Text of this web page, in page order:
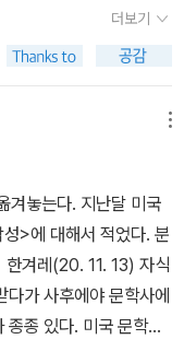
했던 바다 수영을 해
를 듣고 ‘정신’이 깨어
게 되는 것도 피아노 연
연하기만 했던 로베르
베르에 대한 사랑을 확
해 자기의 영혼이 깨
는 것이다. 평생 자기
밖에 낸 적이 결코 없었
하는 바를 똑똑히 말하
, 자신만의 것’이라고
‘그 누구도 아닌 자신과
는 최고의 남편이고 더
기 자신만의 “삶의 희
대체해 이해해도 충분히
이 지점에서 집구석
는 여기에 한 가지 더
를 남편으로 두고 있음
점원에 불과한 나이어
는 그것이 사랑인지 모
벌러 멕시코로 떠나기
버린 사랑을 가슴에
품은 인간보다 생명이
다. 사업을 하는 남편
시간을 보내게 된다. 그
찬가지였다. 하지만 자
정을 숨기고 멕시코로
자신의 감정에 비로소
의 필요성을 자각한
서히 자신의 정체성을
모든 것들이 삶을 보다
비로소 알 것 같았
<여름의 끝>을 읽고 ˝
은 다 모아야 겠다. 그
: 마르그리트 뒤라스 ˝
니 안살 수 없었다. 그
끌리는것 같다.4. 플로
최고작이라길래 구매했
기억>을 못읽었는데...
같다.5. 프랑스 중위의
싶었는데, 오프라인 중
중위는 프랑스 중위가
타킹 한 켤레> 단편집
더보기
겨놓는다. 지난달 미국
>에 대해서 적었다. 분
가 사후에야 문학사에
종 있다. 미국 문학에